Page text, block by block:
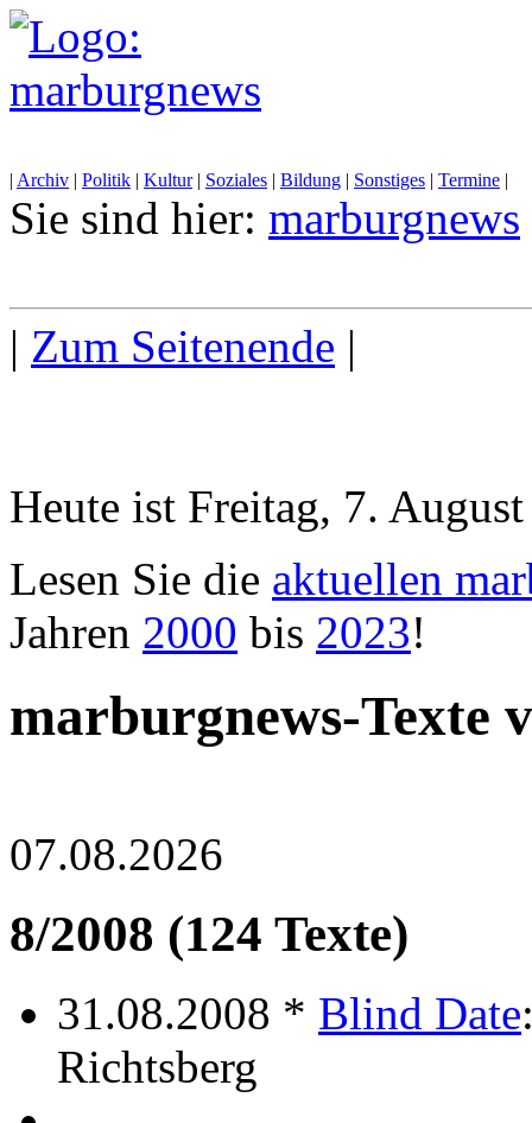
| Archiv | Politik | Kultur| Soziales | Bildung | Sonstiges | Termine |
Sie sind hier: marburgnews
| Zum Seitenende |
Heute ist Freitag, 7.
Lesen Sie die aktuellen
Jahren 2000 bis 2023!
marburgnews-Texte
07.08.2026
8/2008 (124 Texte)
31.08.2008 * Blind Date
Richtsberg